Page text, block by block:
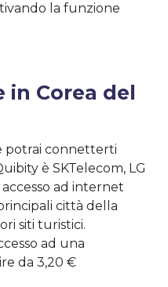
la funzione
in Corea del
potrai connetterti
è SKTelecom, LG
ad internet
città della
siti turistici.
ad una
da 3,20 €